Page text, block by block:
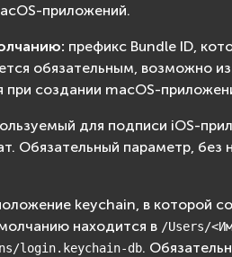
приложений.
префикс Bundle ID,
обязательным, возможно
при создании macOS-
для подписи iOS-
Обязательный параметр, без
keychain, в которой
находится в /Users/
login.keychain-db.